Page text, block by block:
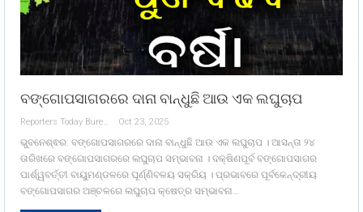
ବଙ୍ଗୋପସାଗରରେ ଦାନା ବାନ୍ଧୁଛି ଆଉ ଏକ ଲଘୁଚାପ
Reporters Today Bureau Oct 23, 2025
ଭୁବନେଶ୍ଵର: ବଙ୍ଗୋପସାଗରରେ ଦାନା ବାନ୍ଧୁଛି ଆଉ ଏକ ଲଘୁଚାପ । ଆସନ୍ତା ୨୪
ତାରିଖରେ ବଙ୍ଗୋପସାଗରରେ ଲଘୁଚାପ ସମ୍ଭାବନା । ଦକ୍ଷିଣପୂର୍ବ ବଙ୍ଗୋପସାଗର
ପାର୍ଶ୍ୱବର୍ତ୍ତୀ ବାୟୁମଣ୍ଡଳରେ ଘୂର୍ଣ୍ଣିବଳୟ ସକ୍ରିୟ । ପ୍ରଭାବରେ ପୂର୍ବକେନ୍ଦ୍ରୀୟ
ବଙ୍ଗୋପସାଗର ଅଞ୍ଚଳରେ ଲଘୁଚାପ କ୍ଷେତ୍ର ସମ୍ଭାବନା…